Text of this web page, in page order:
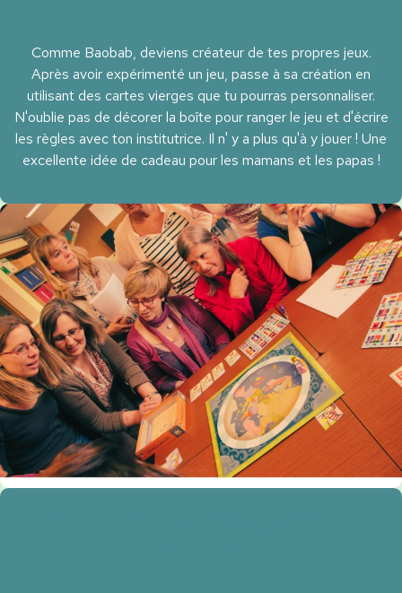
Comme Baobab, deviens créateur de tes propres jeux.
Après avoir expérimenté un jeu, passe à sa création en
utilisant des cartes vierges que tu pourras personnaliser.
N'oublie pas de décorer la boîte pour ranger le jeu et d'écrire
les règles avec ton institutrice. Il n' y a plus qu'à y jouer ! Une
excellente idée de cadeau pour les mamans et les papas !